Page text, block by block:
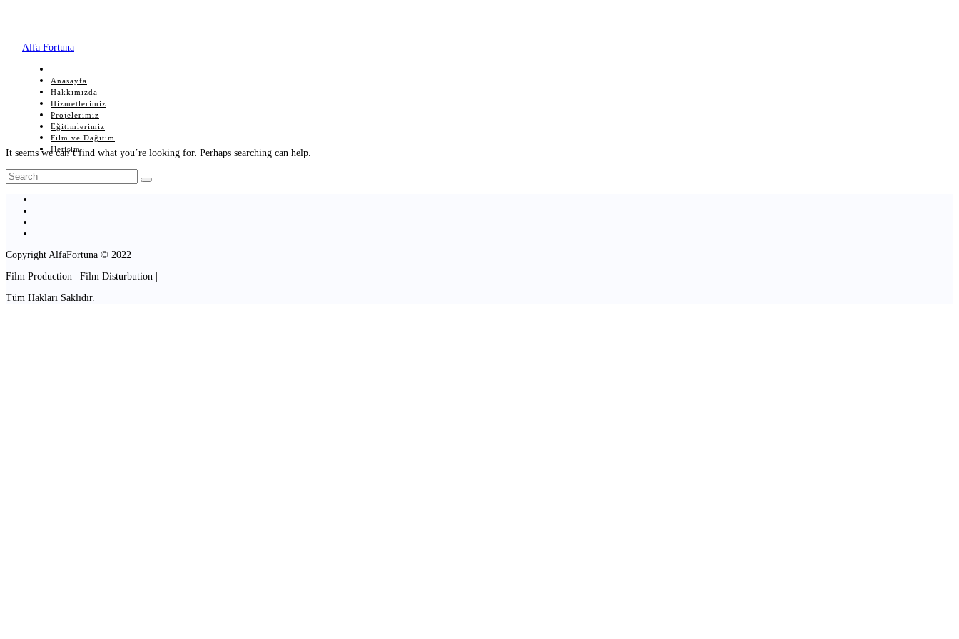
Alfa Fortuna
Anasayfa
Hakkımızda
Hizmetlerimiz
Projelerimiz
Eğitimlerimiz
Film ve Dağıtım
İletişim
It seems we can’t find what you’re looking for. Perhaps searching can help.
Copyright AlfaFortuna © 2022
Film Production | Film Disturbution |
Tüm Hakları Saklıdır.